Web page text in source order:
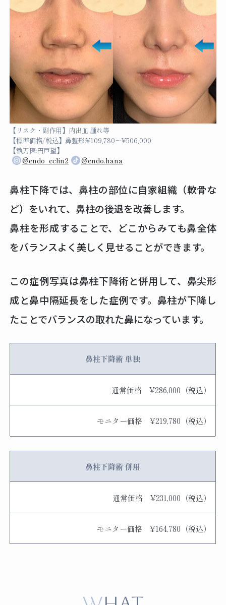
【リスク・副作用】内出血 腫れ等
【標準価格/税込】鼻整形:¥109,780～¥506,000
【執刀医:円戸望】
@endo_eclin2
@endo.hana
鼻柱下降では、鼻柱の部位に自家組織（軟骨な
ど）をいれて、鼻柱の後退を改善します。
鼻柱を形成することで、どこからみても鼻全体
をバランスよく美しく見せることができます。
この症例写真は鼻柱下降術と併用して、鼻尖形
成と鼻中隔延長をした症例です。鼻柱が下降し
たことでバランスの取れた鼻になっています。
鼻柱下降術 単独
通常価格 ¥286,000（税込）
モニター価格 ¥219,780（税込）
鼻柱下降術 併用
通常価格 ¥231,000（税込）
モニター価格 ¥164,780（税込）